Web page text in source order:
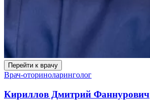
Перейти к врачу
Врач-оториноларинголог
Кириллов Дмитрий Фаннурович